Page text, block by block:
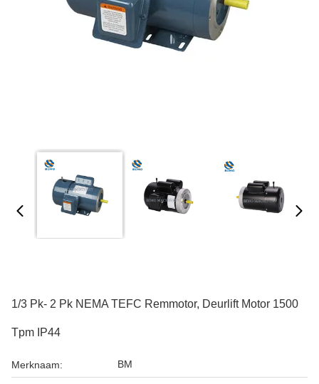
1/3 Pk- 2 Pk NEMA TEFC Remmotor, Deurlift Motor 1500
Tpm IP44
Merknaam: BM